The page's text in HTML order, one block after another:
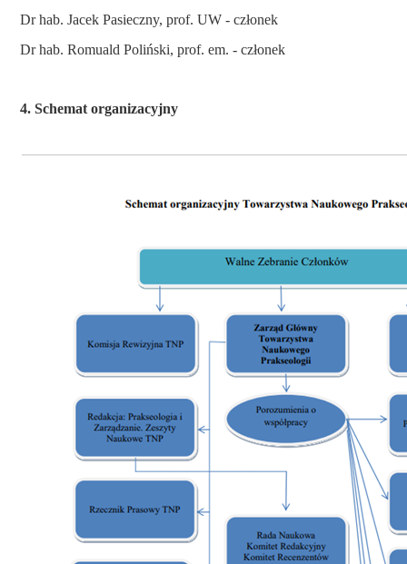
Dr hab.Jacek Pasieczny, prof. UW - członek
Dr hab. Romuald Poliński, prof. em. - członek
4. Schemat organizacyjny